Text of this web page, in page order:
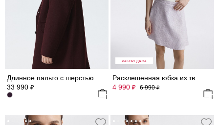
Длинное пальто с шерстью
33 990 ₽
РАСПРОДАЖА
4 990 ₽ 6 990₽